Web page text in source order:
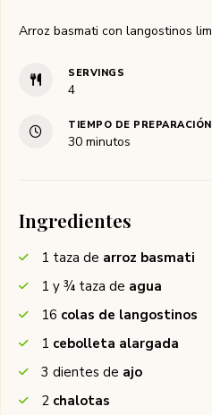
Arroz basmati con langostinos
SERVINGS
4
TIEMPO DE PREPARACIÓN
30minutos
minutos
Ingredientes
1 taza de arroz basmati
1 y ¾ taza de agua
16 colas de langostinos
1 cebolleta alargada
3 dientes de ajo
2 chalotas